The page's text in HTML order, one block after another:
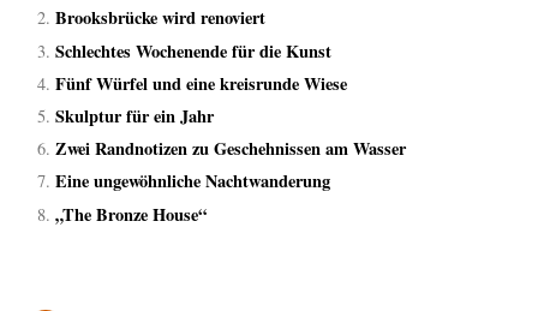
Brooksbrücke wird renoviert
Schlechtes Wochenende für die Kunst
Fünf Würfel und eine kreisrunde Wiese
Skulptur für ein Jahr
Zwei Randnotizen zu Geschehnissen am Wasser
Eine ungewöhnliche Nachtwanderung
„The Bronze House“